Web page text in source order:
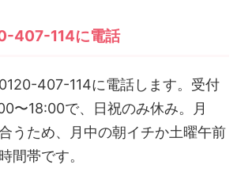
407-114に電話
407-114に電話します。受付
〜18:00で、日祝のみ休み。月
うため、月中の朝イチか土曜午前
間帯です。